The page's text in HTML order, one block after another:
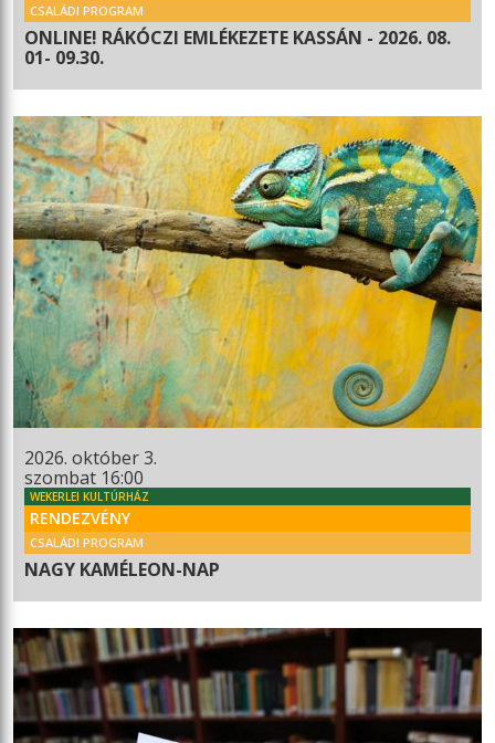
CSALÁDI PROGRAM
ONLINE! RÁKÓCZI EMLÉKEZETE KASSÁN - 2026. 08.
01- 09.30.
2026. október 3.
szombat 16:00
WEKERLEI KULTÚRHÁZ
RENDEZVÉNY
CSALÁDI PROGRAM
NAGY KAMÉLEON-NAP